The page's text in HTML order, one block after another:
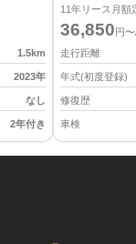
1.5km
2023年
なし
2年付き
11年リース月額
36,850円
走行距離
年式(初度登録)
修復歴
車検